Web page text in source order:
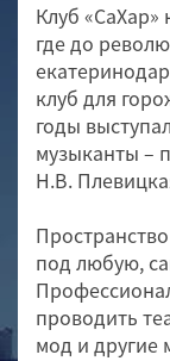
Клуб «СаХар»
где до
клуб для
годы
музыканты –
Н.В.
под любую,
проводить
мод и другие